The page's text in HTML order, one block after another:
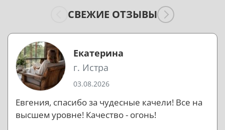
СВЕЖИЕ ОТЗЫВЫ
Екатерина
г. Истра
03.08.2026
Евгения, спасибо за чудесные качели! Все на
высшем уровне! Качество - огонь!